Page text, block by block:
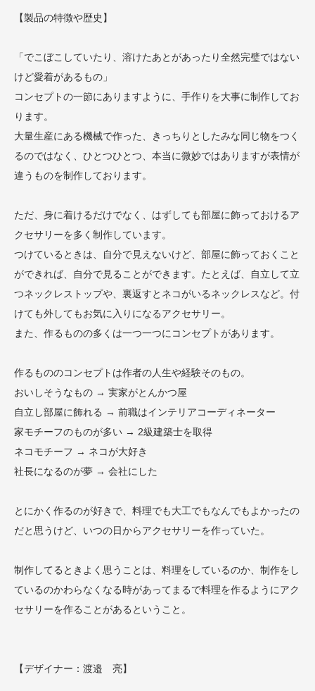
【製品の特徴や歴史】
「でこぼこしていたり、溶けたあとがあったり全然完璧ではない
けど愛着があるもの」
コンセプトの一節にありますように、手作りを大事に制作してお
ります。
大量生産にある機械で作った、きっちりとしたみな同じ物をつく
るのではなく、ひとつひとつ、本当に微妙ではありますが表情が
違うものを制作しております。
ただ、身に着けるだけでなく、はずしても部屋に飾っておけるア
クセサリーを多く制作しています。
つけているときは、自分で見えないけど、部屋に飾っておくこと
ができれば、自分で見ることができます。たとえば、自立して立
つネックレストップや、裏返すとネコがいるネックレスなど。付
けても外してもお気に入りになるアクセサリー。
また、作るものの多くは一つ一つにコンセプトがあります。
作るもののコンセプトは作者の人生や経験そのもの。
おいしそうなもの → 実家がとんかつ屋
自立し部屋に飾れる → 前職はインテリアコーディネーター
家モチーフのものが多い → 2級建築士を取得
ネコモチーフ → ネコが大好き
社長になるのが夢 → 会社にした
とにかく作るのが好きで、料理でも大工でもなんでもよかったの
だと思うけど、いつの日からアクセサリーを作っていた。
制作してるときよく思うことは、料理をしているのか、制作をし
ているのかわらなくなる時があってまるで料理を作るようにアク
セサリーを作ることがあるということ。
【デザイナー：渡邉 亮】